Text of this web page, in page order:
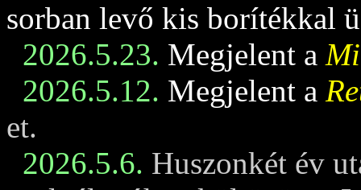
sorban levő kis borítékkal
2026.5.23. Megjelent a
2026.5.12. Megjelent a
et.
2026.5.6. Huszonkét év